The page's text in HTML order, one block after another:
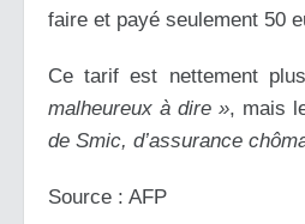
faire et payé seulement 50
Ce tarif est nettement
malheureux à dire », mais
de Smic, d’assurance
Source : AFP